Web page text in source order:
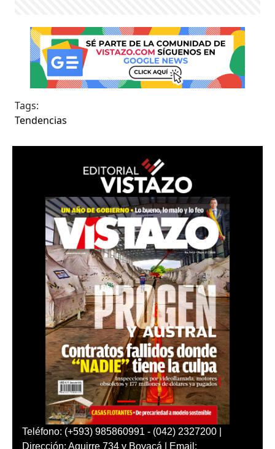
Tags:
Tendencias
Teléfono: (+593) 985860991 - (042) 2327200 |
Dirección: Aguirre 734 y Boyacá | Email: